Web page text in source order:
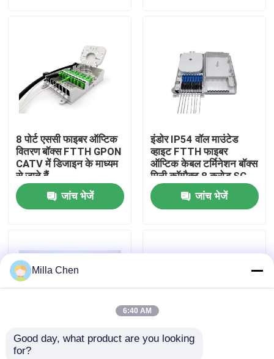
हमारे बारे में
गुणवत्ता नियंत्रण
संपर्क करें
मामलों
एक उद्धरण का अनुरोध करें
फाइबर ऑप्टिक टर्मिनेशन बॉक्स
8 पोर्ट एससी फाइबर ऑप्टिक
वितरण बॉक्स FTTH GPON
CATV में डिजाइन के माध्यम
से जाते हैं
जांच भेजें
इंडोर IP54 वॉल माउंटेड
व्हाइट FTTH फाइबर
ऑप्टिक केबल टर्मिनेशन बॉक्स
मिनी कॉम्पैक्ट 8 करोड़ SC
अडैप्टर:
जांच भेजें
12core SC 1X8 स्प्लिटर
Milla Chen
6:40 AM
Good day, what product are you looking
for?